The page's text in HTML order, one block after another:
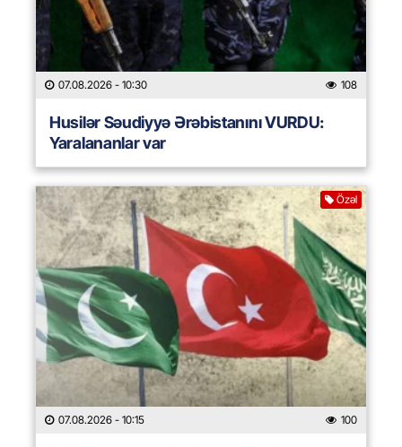
07.08.2026 - 10:30 108
Husilər Səudiyyə Ərəbistanını VURDU:
Yaralananlar var
Özəl
07.08.2026 - 10:15 100